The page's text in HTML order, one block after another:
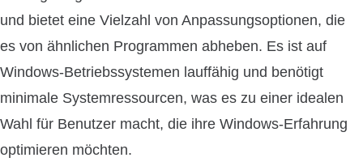
und bietet eine Vielzahl von Anpassungsoptionen, die
es von ähnlichen Programmen abheben. Es ist auf
Windows-Betriebssystemen lauffähig und benötigt
minimale Systemressourcen, was es zu einer idealen
Wahl für Benutzer macht, die ihre Windows-Erfahrung
optimieren möchten.